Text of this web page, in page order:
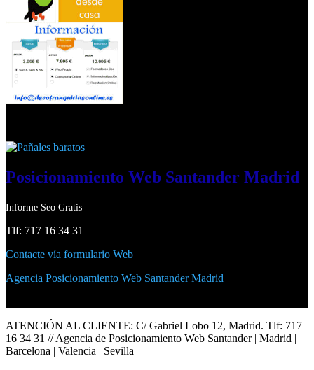
Posicionamiento Web Santander Madrid
Informe Seo Gratis
Tlf: 717 16 34 31
Contacte vía formulario Web
Agencia Posicionamiento Web Santander Madrid
ATENCIÓN AL CLIENTE: C/ Gabriel Lobo 12, Madrid. Tlf: 717
16 34 31 // Agencia de Posicionamiento Web Santander | Madrid |
Barcelona | Valencia | Sevilla